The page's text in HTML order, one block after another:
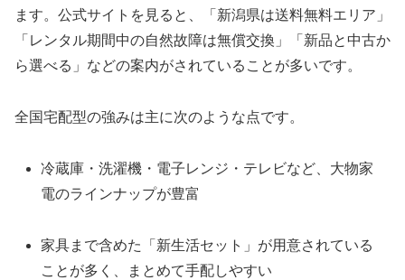
ます。公式サイトを見ると、「新潟県は送料無料エリア」
「レンタル期間中の自然故障は無償交換」「新品と中古か
ら選べる」などの案内がされていることが多いです。
全国宅配型の強みは主に次のような点です。
冷蔵庫・洗濯機・電子レンジ・テレビなど、大物家
電のラインナップが豊富
家具まで含めた「新生活セット」が用意されている
ことが多く、まとめて手配しやすい